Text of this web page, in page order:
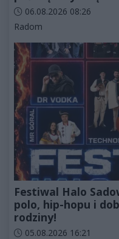
Data dodania artykułu:
06.08.2026 08:26
Kategorie artykułu:
Radom
Festiwal Halo
polo, hip-hopu i
rodziny!
Data dodania artykułu:
05.08.2026 16:21